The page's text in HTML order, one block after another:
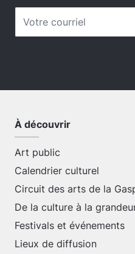
À découvrir
Art public
Calendrier culturel
Circuit des arts de la
De la culture à la
Festivals et événements
Lieux de diffusion